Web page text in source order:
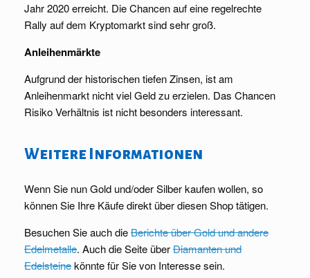
Jahr 2020 erreicht. Die Chancen auf eine regelrechte
Rally auf dem Kryptomarkt sind sehr groß.
Anleihenmärkte
Aufgrund der historischen tiefen Zinsen, ist am
Anleihenmarkt nicht viel Geld zu erzielen. Das Chancen
Risiko Verhältnis ist nicht besonders interessant.
Weitere Informationen
Wenn Sie nun Gold und/oder Silber kaufen wollen, so
können Sie Ihre Käufe direkt über diesen Shop tätigen.
Besuchen Sie auch dieBerichte über Gold und andere
Edelmetalle. Auch die Seite überDiamanten und
Edelsteinekönnte für Sie von Interesse sein.